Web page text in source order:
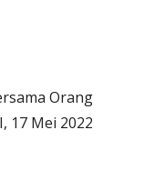
Orang
17 Mei 2022